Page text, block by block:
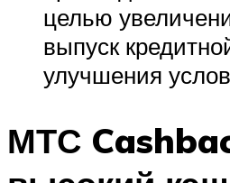
целью
выпуск
улучшения
МТС